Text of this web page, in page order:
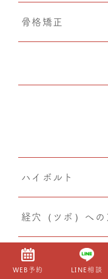
WEB予約 LINE相談
骨格矯正
CMC筋膜ストレ
PIA(ピア)
ハイボルト
経穴（ツボ）への
テーピング